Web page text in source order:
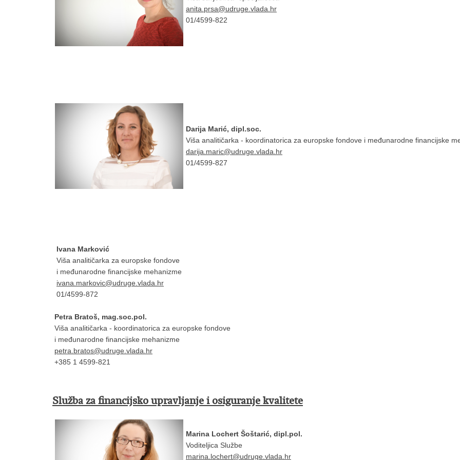
anita.prsa@udruge.vlada.hr
01/4599-822
Darija Marić, dipl.soc.
Viša analitičarka - koordinatorica za europske fondove i međunarodne financijske
darija.maric@udruge.vlada.hr
01/4599-827
Ivana Marković
Viša analitičarka za europske fondove
i međunarodne financijske mehanizme
ivana.markovic@udruge.vlada.hr
01/4599-872
Petra Bratoš, mag.soc.pol.
Viša analitičarka - koordinatorica za europske fondove
i međunarodne financijske mehanizme
petra.bratos@udruge.vlada.hr
+385 1 4599-821
Služba za financijsko upravljanje i osiguranje kvalitete
Marina Lochert Šoštarić, dipl.pol.
Voditeljica Službe
marina.lochert@udruge.vlada.hr